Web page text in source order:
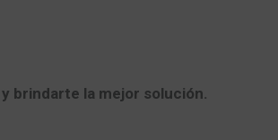
brindarte la mejor solución.